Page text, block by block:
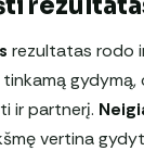
rezultatas rodo
gydymą,
ir partnerį.
vertina